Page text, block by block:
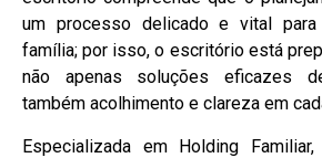
um processo delicado e vital para
família; por isso, o escritório está
não apenas soluções eficazes
também acolhimento e clareza em
Especializada em Holding